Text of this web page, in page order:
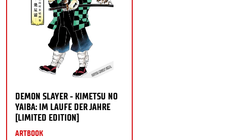
DEMON SLAYER - KIMETSU NO
YAIBA: IM LAUFE DER JAHRE
[LIMITED EDITION]
ARTBOOK